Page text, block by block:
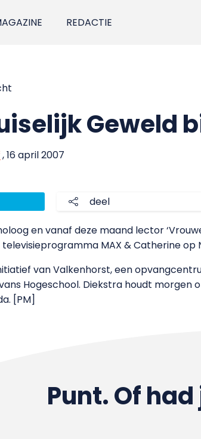
REDACTIE
Geweld
, 16 april 2007
deel
en vanaf deze maand lector
televisieprogramma MAX & Catherine op
van Valkenhorst, een
Hogeschool. Diekstra houdt morgen
[PM]
Punt. Of